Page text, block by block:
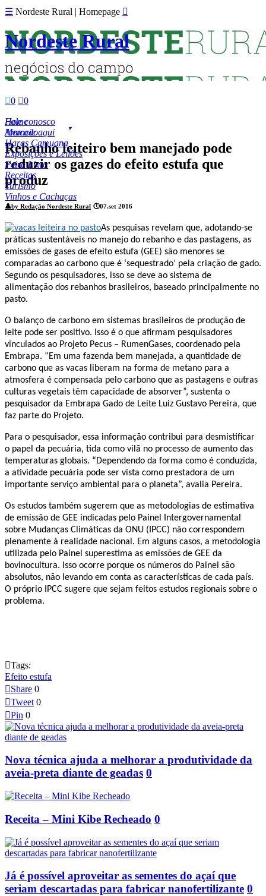
☰ Nordeste Rural | Homepage 
Nordeste Rural
0 0
Fale conosco
Anuncie aqui
Home
Mercado
Haras Camuana
Exposições e Leilões
Feira Livre
Receitas
Turismo
Vinhos e Cachaças
Rebanho leiteiro bem manejado pode
reduzir os gazes do efeito estufa que
produz
👤by Redação Nordeste Rural 🕔07.set 2016
As pesquisas revelam que, adotando-se
práticas sustentáveis no manejo do rebanho e das pastagens, as
emissões de gases de efeito estufa (GEE) são menores se
comparadas ao carbono que é ‘sequestrado’ pela criação de gado.
Segundo os pesquisadores, isso se deve ao sistema de
alimentação dos rebanhos brasileiros, baseado principalmente no
pasto.
O balanço de carbono em sistemas brasileiros de produção de
leite pode ser positivo. Isso é o que afirmam pesquisadores
vinculados ao Projeto Pecus – RumenGases, coordenado pela
Embrapa. “Em uma fazenda bem manejada, a quantidade de
carbono que as vacas liberam na forma de metano para a
atmosfera é compensada pelo carbono que as pastagens e outras
culturas vegetais têm capacidade de absorver”, sustenta o
pesquisador da Embrapa Gado de Leite Luiz Gustavo Pereira, que
faz parte do Projeto.
Para o pesquisador, essa informação contribui para desmistificar
o papel da pecuária, tida como vilã no processo de aumento das
temperaturas globais. “Dependendo da forma como é conduzida,
a atividade pecuária pode ser vista como prestadora de um
importante serviço ambiental para o planeta”, avalia Pereira.
Os estudos também sugerem que as metodologias de estimativa
de emissão de GEE indicadas pelo Painel Intergovernamental
sobre Mudanças Climáticas da ONU (IPCC) não correspondem
plenamente à realidade nacional. Em alguns casos, a metodologia
utilizada pelo Painel superestima as emissões de GEE da
bovinocultura. Isso ocorre porque os números do Painel são
absolutos, não levando em conta as características de cada país.
O próprio IPCC sugere que sejam feitos estudos regionais sobre o
problema.
Tags:
Efeito estufa
Share 0
Tweet 0
Pin 0
Nova técnica ajuda a melhorar a produtividade da
aveia-preta diante de geadas 0
Receita – Mini Kibe Recheado 0
Já é possível aproveitar as sementes do açaí que
seriam descartadas para fabricar nanofertilizante 0